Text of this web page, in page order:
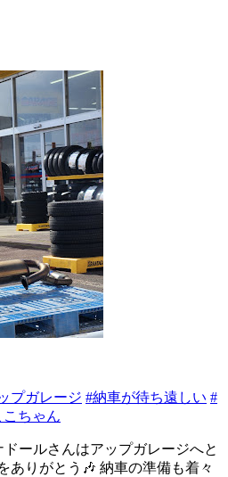
プガレージ #納車が待ち遠しい #
ちゃん
ールさんはアップガレージへと
ありがとう🎶 納車の準備も着々